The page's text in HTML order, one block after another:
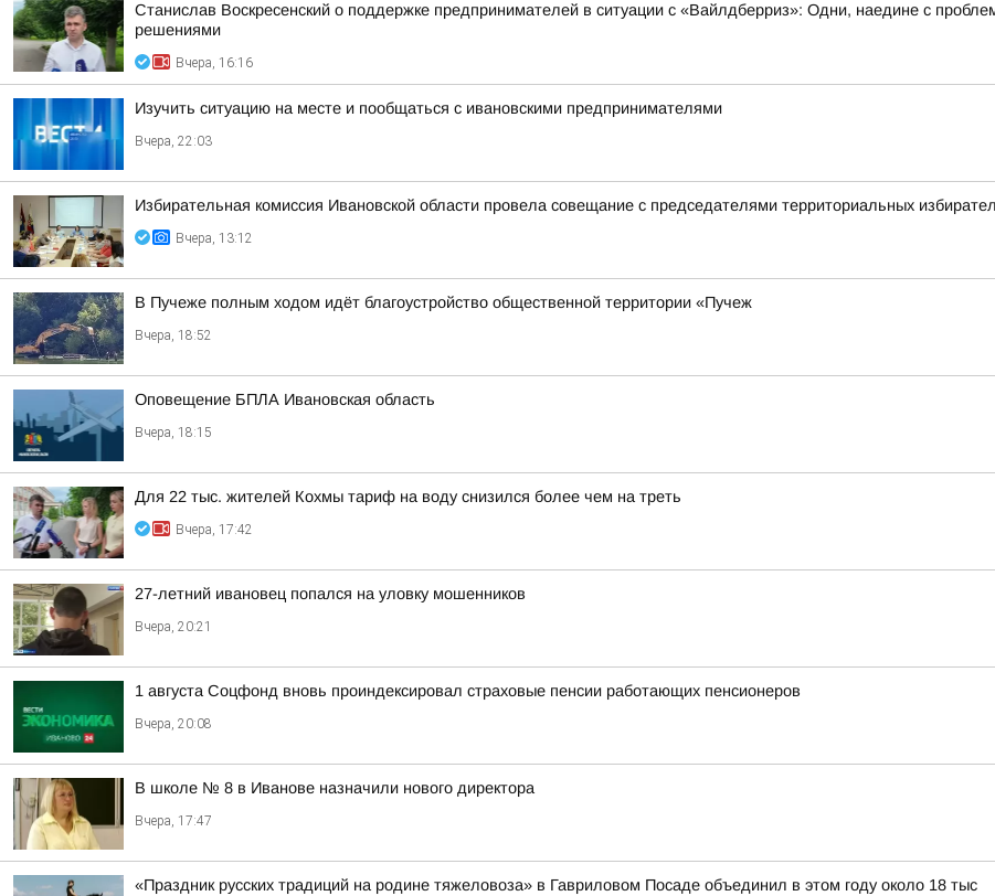
Станислав Воскресенский о поддержке предпринимателей в ситуации с «Вайлдберриз»: Одни, наедине с
решениями
Вчера, 16:16
Изучить ситуацию на месте и пообщаться с ивановскими предпринимателями
Вчера, 22:03
Избирательная комиссия Ивановской области провела совещание с председателями территориальных
Вчера, 13:12
В Пучеже полным ходом идёт благоустройство общественной территории «Пучеж
Вчера, 18:52
Оповещение БПЛА Ивановская область
Вчера, 18:15
Для 22 тыс. жителей Кохмы тариф на воду снизился более чем на треть
Вчера, 17:42
27-летний ивановец попался на уловку мошенников
Вчера, 20:21
1 августа Соцфонд вновь проиндексировал страховые пенсии работающих пенсионеров
Вчера, 20:08
В школе № 8 в Иванове назначили нового директора
Вчера, 17:47
«Праздник русских традиций на родине тяжеловоза» в Гавриловом Посаде объединил в этом году около 18 тыс